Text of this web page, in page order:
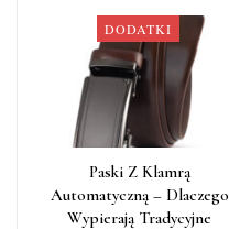
DODATKI
Paski Z Klamrą
Automatyczną – Dlaczego
Wypierają Tradycyjne